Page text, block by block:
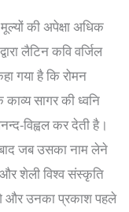
की अपेक्षा अधिक
लैटिन कवि वर्जिल
गया है कि रोमन
काव्य सागर की ध्वनि
विह्वल कर देती है।
जब उसका नाम लेने
और शेली विश्व संस्कृति
और उनका प्रकाश पहले